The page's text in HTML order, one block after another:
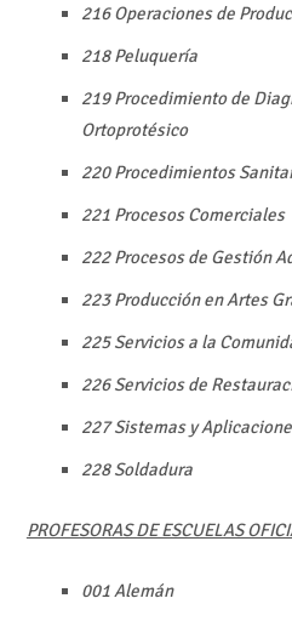
216 Operaciones de
218 Peluquería
219 Procedimiento de
Ortoprotésico
220 Procedimientos
221 Procesos Comerciales
222 Procesos de Gestión
223 Producción en Artes
225 Servicios a la
226 Servicios de
227 Sistemas y
228 Soldadura
PROFESORAS DE ESCUELAS
001 Alemán